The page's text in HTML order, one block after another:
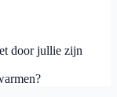
door jullie zijn